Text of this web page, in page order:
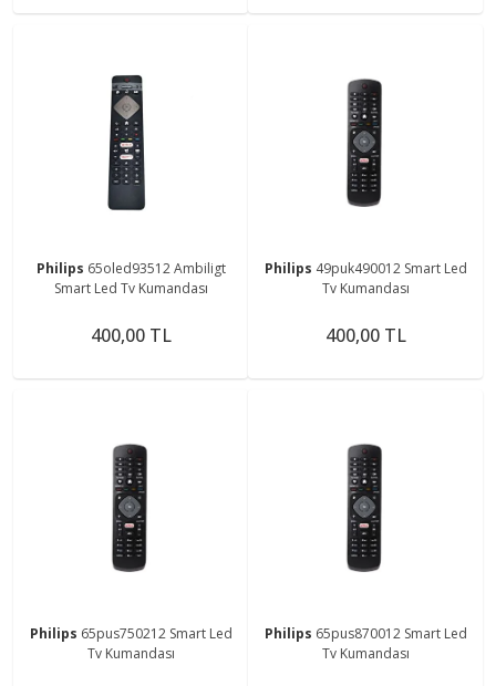
Philips 65oled93512 Ambiligt
Smart Led Tv Kumandası
400,00 TL
Philips 49puk490012 Smart Led
Tv Kumandası
400,00 TL
Philips 65pus750212 Smart Led
Tv Kumandası
Philips 65pus870012 Smart Led
Tv Kumandası